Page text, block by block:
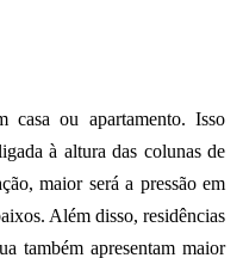
ou apartamento. Isso
à altura das colunas de
maior será a pressão em
Além disso, residências
também apresentam maior